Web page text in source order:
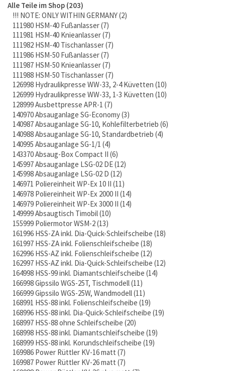
Alle Teile im Shop 203
!!! NOTE: ONLY WITHIN GERMANY 2
111980 HSM-40 Fußanlasser 7
111981 HSM-40 Knieanlasser 7
111982 HSM-40 Tischanlasser 7
111986 HSM-50 Fußanlasser 7
111987 HSM-50 Knieanlasser 7
111988 HSM-50 Tischanlasser 7
126998 Hydraulikpresse WW-33, 2-4 Küvetten 10
126999 Hydraulikpresse WW-33, 1-3 Küvetten 10
128999 Ausbettpresse APR-1 7
140970 Absauganlage SG-Economy 3
140987 Absauganlage SG-10, Kohlefilterbetrieb 6
140988 Absauganlage SG-10, Standardbetrieb 4
140995 Absauganlage SG-1/1 4
143370 Absaug-Box Compact II 6
145997 Absauganlage LSG-02 DE 12
145998 Absauganlage LSG-02 D 12
146971 Poliereinheit WP-Ex 10 II 11
146978 Poliereinheit WP-Ex 2000 II 14
146979 Poliereinheit WP-Ex 3000 II 14
149999 Absaugtisch Timobil 10
155999 Poliermotor WSM-2 13
161996 HSS-ZA inkl. Dia-Quick-Schleifscheibe 18
161997 HSS-ZA inkl. Folienschleifscheibe 18
162996 HSS-AZ inkl. Folienschleifscheibe 12
162997 HSS-AZ inkl. Dia-Quick-Schleifscheibe 12
164998 HSS-99 inkl. Diamantschleifscheibe 14
166998 Gipssilo WGS-25T, Tischmodell 11
166999 Gipssilo WGS-25W, Wandmodell 11
168991 HSS-88 inkl. Folienschleifscheibe 19
168996 HSS-88 inkl. Dia-Quick-Schleifscheibe 19
168997 HSS-88 ohne Schleifscheibe 20
168998 HSS-88 inkl. Diamantschleifscheibe 19
168999 HSS-88 inkl. Korundschleifscheibe 19
169986 Power Rüttler KV-16 matt 7
169987 Power Rüttler KV-26 matt 7